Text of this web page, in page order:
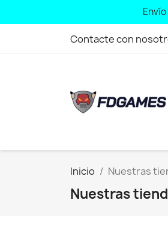
Contacte con
Inicio Nuestras
Nuestras